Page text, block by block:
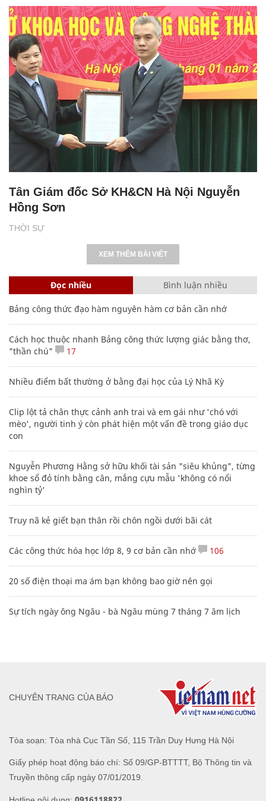
THỜI SỰ
Tân Giám đốc Sở KH&CN Hà Nội Nguyễn
Hồng Sơn
XEM THÊM BÀI VIẾT
Đọc nhiều Bình luận nhiều
Bảng công thức đạo hàm nguyên hàm cơ bản cần nhớ
Cách học thuộc nhanh Bảng công thức lượng giác bằng thơ,
"thần chú"
17
Nhiều điểm bất thường ở bằng đại học của Lý Nhã Kỳ
Clip lột tả chân thực cảnh anh trai và em gái như 'chó với
mèo', người tinh ý còn phát hiện một vấn đề trong giáo dục
con
Nguyễn Phương Hằng sở hữu khối tài sản "siêu khủng", từng
khoe sổ đỏ tính bằng cân, mắng cựu mẫu 'không có nổi
nghìn tỷ'
Truy nã kẻ giết bạn thân rồi chôn ngồi dưới bãi cát
Các công thức hóa học lớp 8, 9 cơ bản cần nhớ 106
20 số điện thoại ma ám bạn không bao giờ nên gọi
Sự tích ngày ông Ngâu - bà Ngâu mùng 7 tháng 7 âm lịch
Tòa soạn: Tòa nhà Cục Tần Số, 115 Trần Duy Hưng Hà Nội
Giấy phép hoạt động báo chí: Số 09/GP-BTTTT, Bộ Thông tin và
Truyền thông cấp ngày 07/01/2019.
CHUYÊN TRANG CỦA BÁO